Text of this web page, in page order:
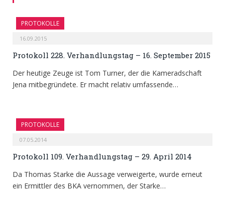
PROTOKOLLE
16.09.2015
Protokoll 228. Verhandlungstag – 16. September 2015
Der heutige Zeuge ist Tom Turner, der die Kameradschaft
Jena mitbegründete. Er macht relativ umfassende…
PROTOKOLLE
07.05.2014
Protokoll 109. Verhandlungstag – 29. April 2014
Da Thomas Starke die Aussage verweigerte, wurde erneut
ein Ermittler des BKA vernommen, der Starke…